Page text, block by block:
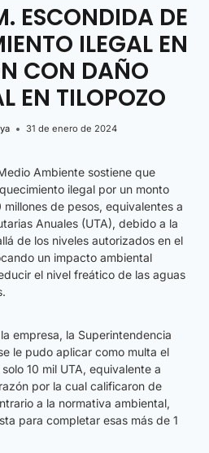
ESCONDIDA DE
ILEGAL EN
CON DAÑO
EN TILOPOZO
31 de enero de 2024
Ambiente sostiene que
ilegal por un monto
de pesos, equivalentes a
Anuales (UTA), debido a la
de los niveles autorizados en el
un impacto ambiental
el nivel freático de las aguas
empresa, la Superintendencia
le pudo aplicar como multa el
10 mil UTA, equivalente a
por la cual calificaron de
a la normativa ambiental,
para completar esas más de 1